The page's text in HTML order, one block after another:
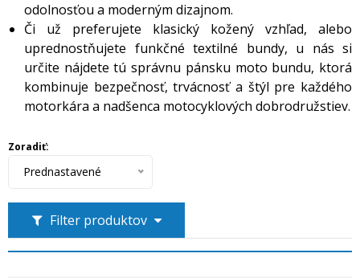
odolnosťou a moderným dizajnom.
Či už preferujete klasický kožený vzhľad, alebo
uprednostňujete funkčné textilné bundy, u nás si
určite nájdete tú správnu pánsku moto bundu, ktorá
kombinuje bezpečnosť, trvácnosť a štýl pre každého
motorkára a nadšenca motocyklových dobrodružstiev.
Filter produktov
Zoradiť:
Prednastavené